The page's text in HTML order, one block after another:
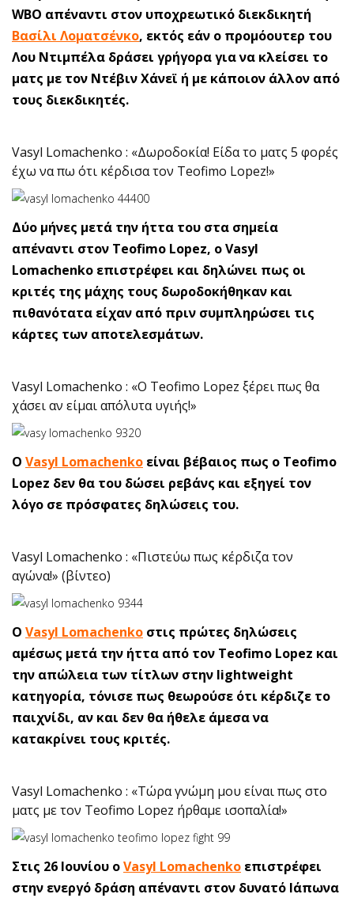
WBO απέναντι στον υποχρεωτικό διεκδικητή
Βασίλι Λοματσένκο, εκτός εάν ο προμόουτερ του
Λου Ντιμπέλα δράσει γρήγορα για να κλείσει το
ματς με τον Ντέβιν Χάνεϊ ή με κάποιον άλλον από
τους διεκδικητές.
Vasyl Lomachenko : «Δωροδοκία! Είδα το ματς 5 φορές
έχω να πω ότι κέρδισα τον Teofimo Lopez!»
Δύο μήνες μετά την ήττα του στα σημεία
απέναντι στον Teofimo Lopez, o Vasyl
Lomachenko επιστρέφει και δηλώνει πως οι
κριτές της μάχης τους δωροδοκήθηκαν και
πιθανότατα είχαν από πριν συμπληρώσει τις
κάρτες των αποτελεσμάτων.
Vasyl Lomachenko : «Ο Teofimo Lopez ξέρει πως θα
χάσει αν είμαι απόλυτα υγιής!»
O Vasyl Lomachenko είναι βέβαιος πως ο Teofimo
Lopez δεν θα του δώσει ρεβάνς και εξηγεί τον
λόγο σε πρόσφατες δηλώσεις του.
Vasyl Lomachenko : «Πιστεύω πως κέρδιζα τον
αγώνα!» (βίντεο)
O Vasyl Lomachenko στις πρώτες δηλώσεις
αμέσως μετά την ήττα από τον Teofimo Lopez και
την απώλεια των τίτλων στην lightweight
κατηγορία, τόνισε πως θεωρούσε ότι κέρδιζε το
παιχνίδι, αν και δεν θα ήθελε άμεσα να
κατακρίνει τους κριτές.
Vasyl Lomachenko : «Τώρα γνώμη μου είναι πως στο
ματς με τον Teofimo Lopez ήρθαμε ισοπαλία!»
Στις 26 Ιουνίου οVasyl Lomachenko επιστρέφει
στην ενεργό δράση απέναντι στον δυνατό Ιάπωνα